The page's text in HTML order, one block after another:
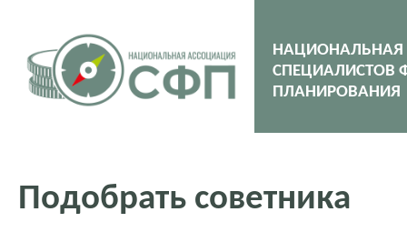
НАЦИОНАЛЬНАЯ
СПЕЦИАЛИСТОВ
ПЛАНИРОВАНИЯ
Подобрать советника